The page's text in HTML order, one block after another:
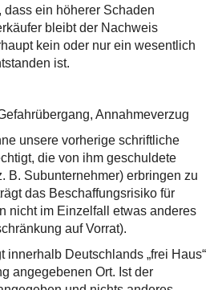
ein höherer Schaden
bleibt der Nachweis
kein oder nur ein wesentlich
ist.
Annahmeverzug
unsere vorherige schriftliche
die von ihm geschuldete
B. Subunternehmer) erbringen zu
das Beschaffungsrisiko für
nicht im Einzelfall etwas anderes
auf Vorrat).
innerhalb Deutschlands „frei Haus“
angegebenen Ort. Ist der